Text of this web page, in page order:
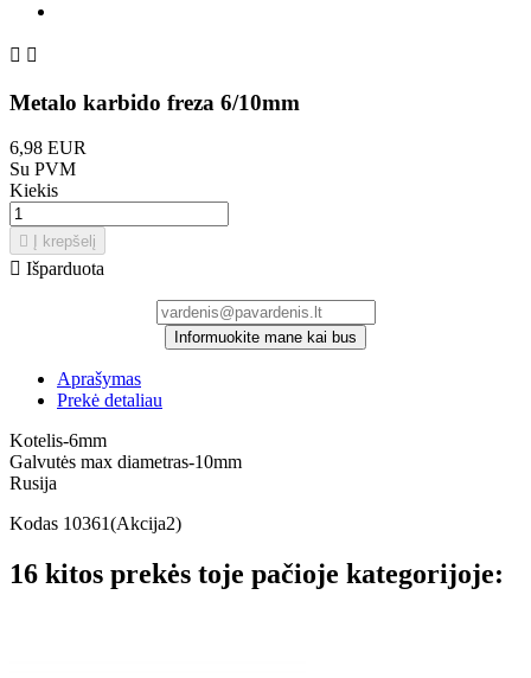
 
Metalo karbido freza 6/10mm
6,98 EUR
Su PVM
Kiekis
 Į krepšelį
 Išparduota
Informuokite mane kai bus
Aprašymas
Prekė detaliau
Kotelis-6mm
Galvutės max diametras-10mm
Rusija
Kodas 10361(Akcija2)
16 kitos prekės toje pačioje kategorijoje: